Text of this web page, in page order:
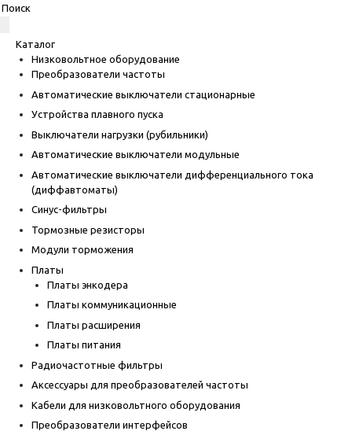
Каталог
Низковольтное оборудование
Преобразователи частоты
Автоматические выключатели стационарные
Устройства плавного пуска
Выключатели нагрузки (рубильники)
Автоматические выключатели модульные
Автоматические выключатели дифференциального тока
(диффавтоматы)
Синус-фильтры
Тормозные резисторы
Модули торможения
Платы
Платы энкодера
Платы коммуникационные
Платы расширения
Платы питания
Радиочастотные фильтры
Аксессуары для преобразователей частоты
Кабели для низковольтного оборудования
Преобразователи интерфейсов